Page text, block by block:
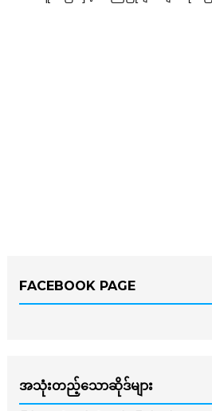
FACEBOOK PAGE
အသုံးတည့်သောဆိုဒ်များ